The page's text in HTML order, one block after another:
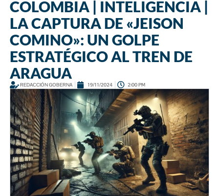
COLOMBIA | INTELIGENCIA |
LA CAPTURA DE «JEISON
COMINO»: UN GOLPE
ESTRATÉGICO AL TREN DE
ARAGUA
REDACCIÓN GOBERNA 19/11/2024 2:00 PM